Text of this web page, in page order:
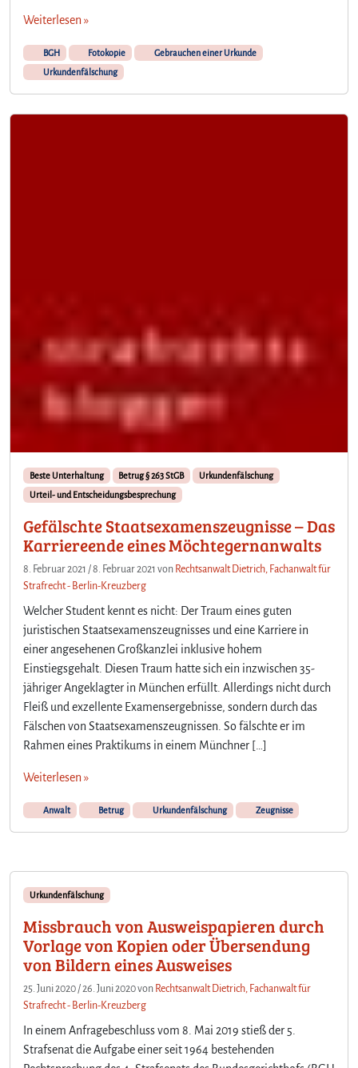
Weiterlesen »
BGH Fotokopie
Gebrauchen einer Urkunde
Urkundenfälschung
Beste Unterhaltung Betrug § 263 StGB
Urkundenfälschung
Urteil- und Entscheidungsbesprechung
Gefälschte Staatsexamenszeugnisse – Das
Karriereende eines Möchtegernanwalts
8. Februar 2021 /8. Februar 2021 von Rechtsanwalt Dietrich, Fachanwalt für
Strafrecht - Berlin-Kreuzberg
Welcher Student kennt es nicht: Der Traum eines guten
juristischen Staatsexamenszeugnisses und eine Karriere in
einer angesehenen Großkanzlei inklusive hohem
Einstiegsgehalt. Diesen Traum hatte sich ein inzwischen 35-
jähriger Angeklagter in München erfüllt. Allerdings nicht durch
Fleiß und exzellente Examensergebnisse, sondern durch das
Fälschen von Staatsexamenszeugnissen. So fälschte er im
Rahmen eines Praktikums in einem Münchner […]
Weiterlesen »
Anwalt Betrug Urkundenfälschung Zeugnisse
Urkundenfälschung
Missbrauch von Ausweispapieren durch
Vorlage von Kopien oder Übersendung
von Bildern eines Ausweises
25. Juni 2020 /26. Juni 2020von Rechtsanwalt Dietrich, Fachanwalt für
Strafrecht - Berlin-Kreuzberg
In einem Anfragebeschluss vom 8. Mai 2019 stieß der 5.
Strafsenat die Aufgabe einer seit 1964 bestehenden